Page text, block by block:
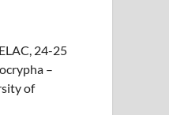
24-25
–
of